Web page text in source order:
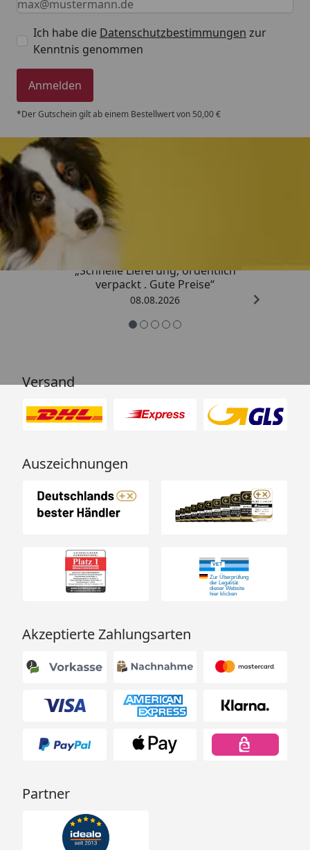
Ich habe die Datenschutzbestimmungen zur
Kenntnis genommen
Anmelden
*Der Gutschein gilt ab einem Bestellwert von 50,00 €
Trusted Shops
„Schnelle Lieferung, ordentlich
verpackt . Gute Preise“
08.08.2026
Versand
Auszeichnungen
Akzeptierte Zahlungsarten
Partner